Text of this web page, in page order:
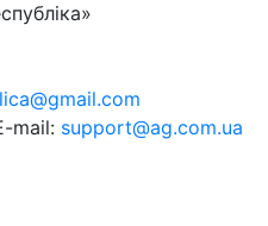
mail: support@ag.com.ua